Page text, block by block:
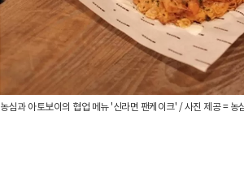
농심과 아토보이의 협업 메뉴 '신라면 팬케이크' / 사진 제공 = 농